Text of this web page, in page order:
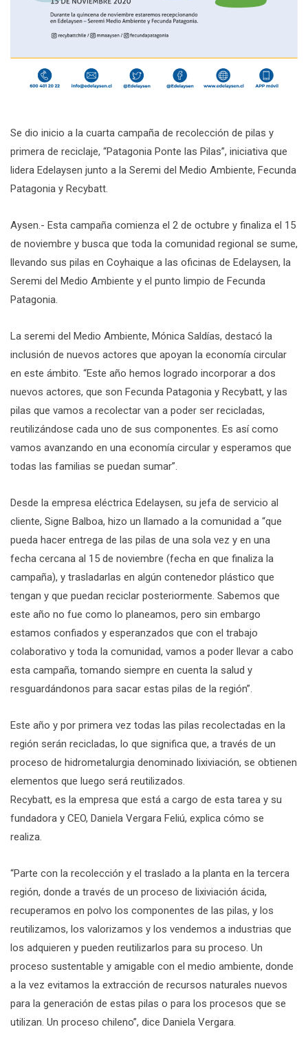
Se dio inicio a la cuarta campaña de recolección de pilas y
primera de reciclaje, “Patagonia Ponte las Pilas”, iniciativa que
lidera Edelaysen junto a la Seremi del Medio Ambiente, Fecunda
Patagonia y Recybatt.
Aysen.- Esta campaña comienza el 2 de octubre y finaliza el 15
de noviembre y busca que toda la comunidad regional se sume,
llevando sus pilas en Coyhaique a las oficinas de Edelaysen, la
Seremi del Medio Ambiente y el punto limpio de Fecunda
Patagonia.
La seremi del Medio Ambiente, Mónica Saldías, destacó la
inclusión de nuevos actores que apoyan la economía circular
en este ámbito. “Este año hemos logrado incorporar a dos
nuevos actores, que son Fecunda Patagonia y Recybatt, y las
pilas que vamos a recolectar van a poder ser recicladas,
reutilizándose cada uno de sus componentes. Es así como
vamos avanzando en una economía circular y esperamos que
todas las familias se puedan sumar”.
Desde la empresa eléctrica Edelaysen, su jefa de servicio al
cliente, Signe Balboa, hizo un llamado a la comunidad a “que
pueda hacer entrega de las pilas de una sola vez y en una
fecha cercana al 15 de noviembre (fecha en que finaliza la
campaña), y trasladarlas en algún contenedor plástico que
tengan y que puedan reciclar posteriormente. Sabemos que
este año no fue como lo planeamos, pero sin embargo
estamos confiados y esperanzados que con el trabajo
colaborativo y toda la comunidad, vamos a poder llevar a cabo
esta campaña, tomando siempre en cuenta la salud y
resguardándonos para sacar estas pilas de la región”.
Este año y por primera vez todas las pilas recolectadas en la
región serán recicladas, lo que significa que, a través de un
proceso de hidrometalurgia denominado lixiviación, se obtienen
elementos que luego será reutilizados.
Recybatt, es la empresa que está a cargo de esta tarea y su
fundadora y CEO, Daniela Vergara Feliú, explica cómo se
realiza.
“Parte con la recolección y el traslado a la planta en la tercera
región, donde a través de un proceso de lixiviación ácida,
recuperamos en polvo los componentes de las pilas, y los
reutilizamos, los valorizamos y los vendemos a industrias que
los adquieren y pueden reutilizarlos para su proceso. Un
proceso sustentable y amigable con el medio ambiente, donde
a la vez evitamos la extracción de recursos naturales nuevos
para la generación de estas pilas o para los procesos que se
utilizan. Un proceso chileno”, dice Daniela Vergara.